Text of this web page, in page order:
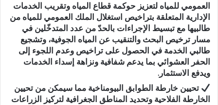
العمومي للمياه لتعزيز حوكمة قطاع المياه وتقريب الخدمات
الإدارية المتعلقة بتراخيص استغلال الملك العمومي للمياه من
طالبيها مع تبسيط الإجراءات بالحدّ من عدد المتدخّلين في
مسار ترخيص البحث والتنقيب عن المياه الجوفية، وتشجيع
طالبي الخدمة في الحصول على تراخيص وعدم اللجوء إلى
الحفر العشوائي بما يدعم شفافية ونزاهة إسداء الخدمات
ويدفع الاستثمار.
تحيين خارطة الطوابق البيومناخية مما سيمكن من تحيين
الخارطة الفلاحية وتحديد المناطق الجغرافية لتركيز الزراعات